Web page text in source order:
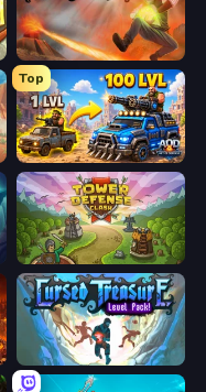
Cursed Treasure
Top
AOD - Art Of Defense
Tower Defense Clash
Cursed Treasure Level Pack